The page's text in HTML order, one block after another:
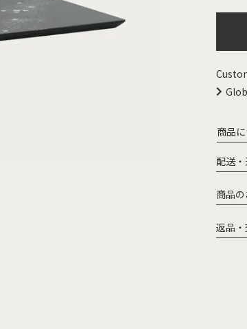
商品
配送
商品
返品